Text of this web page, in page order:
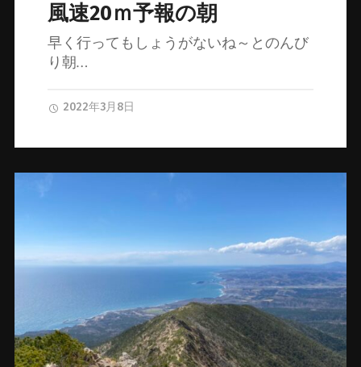
風速20ｍ予報の朝
早く行ってもしょうがないね～とのんび
り朝…
2022年3月8日